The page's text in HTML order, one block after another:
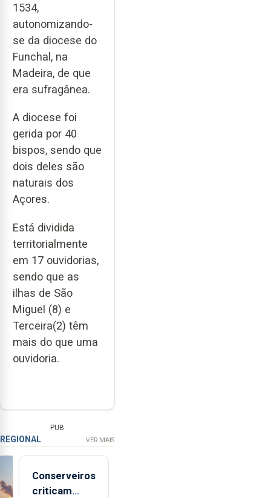
1534,
autonomizando-
se da diocese do
Funchal, na
Madeira, de que
era sufragânea.
A diocese foi
gerida por 40
bispos, sendo que
dois deles são
naturais dos
Açores.
Está dividida
territorialmente
em 17 ouvidorias,
sendo que as
ilhas de São
Miguel (8) e
Terceira(2) têm
mais do que uma
ouvidoria.
PUB
REGIONAL VER MAIS
Conserveiros
criticam